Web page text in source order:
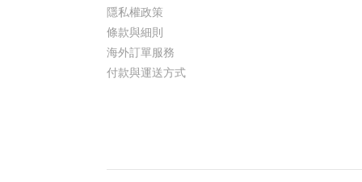
隱私權政策
條款與細則
海外訂單服務
付款與運送方式